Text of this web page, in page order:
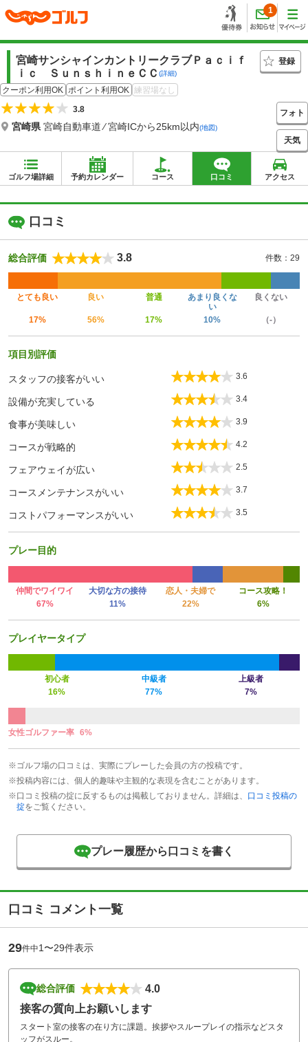
1
宮崎サンシャインカントリークラブＰａｃｉｆ
ｉｃ ＳｕｎｓｈｉｎｅＣＣ (詳細)
登録
クーポン利用OK ポイント利用OK 練習場なし
3.8
宮崎県 宮崎自動車道 ⁄ 宮崎ICから25km以内(地図)
フォト
天気
ゴルフ場詳細 予約カレンダー コース 口コミ アクセス
口コミ
総合評価 3.8 件数：29
とても良い 良い 普通
あまり良くな
い
良くない
17% 56% 17% 10% （-）
項目別評価
スタッフの接客がいい 3.6
設備が充実している 3.4
食事が美味しい 3.9
コースが戦略的 4.2
フェアウェイが広い 2.5
コースメンテナンスがいい 3.7
コストパフォーマンスがいい 3.5
プレー目的
仲間でワイワイ 大切な方の接待 恋人・夫婦で
コース攻略！
67%
11% 22% 6%
プレイヤータイプ
初心者 中級者
上級者
16%
77% 7%
女性ゴルファー率 6%
※ゴルフ場の口コミは、実際にプレーした会員の方の投稿です。
※投稿内容には、個人的趣味や主観的な表現を含むことがあります。
※口コミ投稿の掟に反するものは掲載しておりません。詳細は、 口コミ投稿の
掟をご覧ください。
プレー履歴から口コミを書く
口コミ コメント一覧
29件中1〜29件表示
総合評価
4.0
接客の質向上お願いします
スタート室の接客の在り方に課題。挨拶やスループレイの指示などスタ
ッフがスルー。